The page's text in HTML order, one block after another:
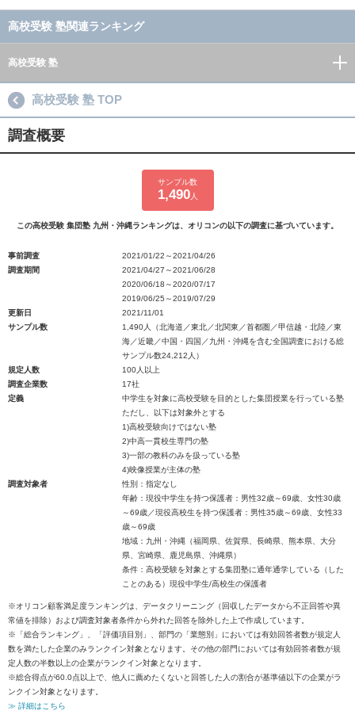
高校受験 塾関連ランキング
高校受験 塾
高校受験 塾 TOP
調査概要
サンプル数
1,490人
この高校受験 集団塾 九州・沖縄ランキングは、オリコンの以下の調査に基づいています。
事前調査
2021/01/22～2021/04/26
調査期間
2021/04/27～2021/06/28
2020/06/18～2020/07/17
2019/06/25～2019/07/29
更新日
2021/11/01
サンプル数
1,490人（北海道／東北／北関東／首都圏／甲信越・北陸／東
海／近畿／中国・四国／九州・沖縄を含む全国調査における総
サンプル数24,212人）
規定人数
100人以上
調査企業数
17社
定義
中学生を対象に高校受験を目的とした集団授業を行っている塾
ただし、以下は対象外とする
1)高校受験向けではない塾
2)中高一貫校生専門の塾
3)一部の教科のみを扱っている塾
4)映像授業が主体の塾
調査対象者
性別：指定なし
年齢：現役中学生を持つ保護者：男性32歳～69歳、女性30歳
～69歳／現役高校生を持つ保護者：男性35歳～69歳、女性33
歳～69歳
地域：九州・沖縄（福岡県、佐賀県、長崎県、熊本県、大分
県、宮崎県、鹿児島県、沖縄県）
条件：高校受験を対象とする集団塾に通年通学している（した
ことのある）現役中学生/高校生の保護者
※オリコン顧客満足度ランキングは、データクリーニング（回収したデータから不正回答や異
常値を排除）および調査対象者条件から外れた回答を除外した上で作成しています。
※「総合ランキング」、「評価項目別」、部門の「業態別」においては有効回答者数が規定人
数を満たした企業のみランクイン対象となります。その他の部門においては有効回答者数が規
定人数の半数以上の企業がランクイン対象となります。
※総合得点が60.0点以上で、他人に薦めたくないと回答した人の割合が基準値以下の企業がラ
ンクイン対象となります。
≫ 詳細はこちら